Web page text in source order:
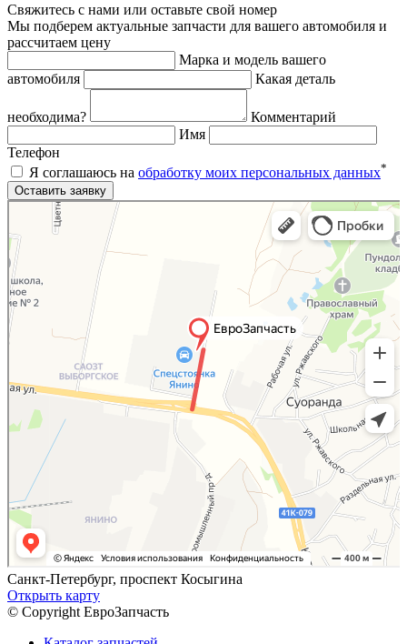
Свяжитесь с нами или оставьте свой номер
Мы подберем актуальные запчасти для вашего автомобиля и
рассчитаем цену
Марка и модель вашего
автомобиля
Какая деталь
необходима?
Комментарий
Имя
Телефон
Я соглашаюсь на обработку моих персональных данных*
Яндекс.Карты
Яндекс.Карты — поиск мест и адресов, городской транспорт
Санкт-Петербург, проспект Косыгина
Открыть карту
© Copyright ЕвроЗапчасть